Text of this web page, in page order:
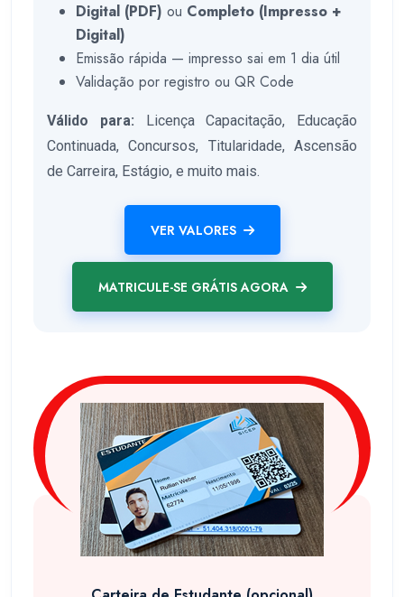
Digital (PDF) ou Completo (Impresso +
Digital)
Emissão rápida — impresso sai em 1 dia útil
Validação por registro ou QR Code
Válido para: Licença Capacitação, Educação
Continuada, Concursos, Titularidade, Ascensão
de Carreira, Estágio, e muito mais.
VER VALORES
MATRICULE-SE GRÁTIS AGORA